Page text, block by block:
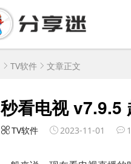
TV软件 文章正文
秒看电视 v7.9.5
TV软件 2023-11-01